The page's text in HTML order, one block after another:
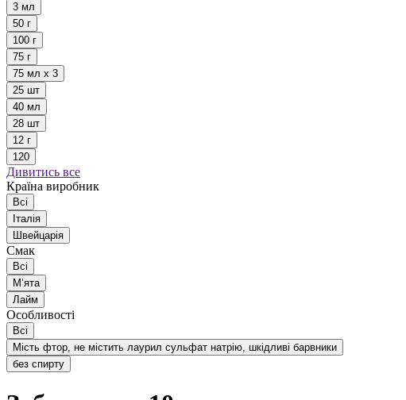
3 мл
50 г
100 г
75 г
75 мл х 3
25 шт
40 мл
28 шт
12 г
120
Дивитись все
Країна виробник
Всі
Італія
Швейцарія
Смак
Всі
Мʼята
Лайм
Особливості
Всі
Мість фтор, не містить лаурил сульфат натрію, шкідливі барвники
без спирту